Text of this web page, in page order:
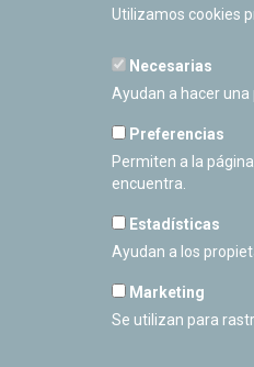
PLANETARIO DE
Utilizamos cookies
Necesarias
Ayudan a hacer
Preferencias
Permiten a la
encuentra.
Estadísticas
Ayudan a los
Marketing
Se utilizan para